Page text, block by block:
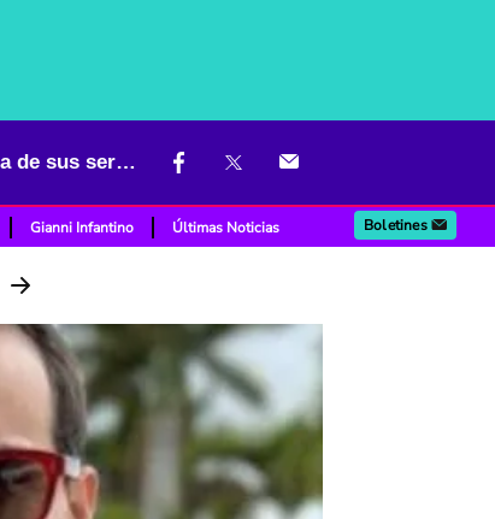
Abelardo de la Espriella sacó pecho con su nuevo rol en TV y metió cuña de sus servicios
Gianni Infantino Últimas Noticias Boletines